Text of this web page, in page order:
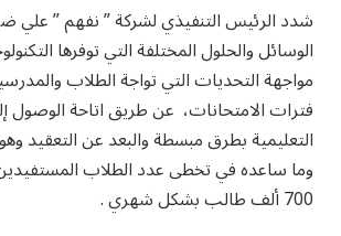
شدد الرئيس التنفيذي لشركة ” نفهم ” علي
الوسائل والحلول المختلفة التي توفرها
مواجهة التحديات التي تواجة الطلاب
فترات الامتحانات، عن طريق اتاحة الوصول
التعليمية بطرق مبسطة والبعد عن التعقيد
وما ساعده في تخطى عدد الطلاب
700 ألف طالب بشكل شهري .